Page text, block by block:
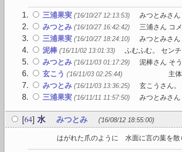
三浦果実 ('16/10/27 12:13:53) みつとみさ
みつとみ ('16/10/27 16:42:42) 三浦さん コ
三浦果実 ('16/10/27 18:24:10) みつとみさ
泥棒 ('16/11/02 13:01:33) ふむふむ。 セン
みつとみ ('16/11/03 01:17:29) 泥棒さん そ
玄こう ('16/11/03 02:25:44) 主体を喪失
みつとみ ('16/11/03 13:36:25) 玄こうさん
三浦果実 ('16/11/11 11:57:50) みつとみさ
[64] 水 みつとみ ('16/08/12 18:55:00)
はがれた爪のように 水面